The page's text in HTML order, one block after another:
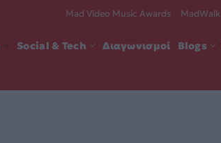
Mad Video Music Awards MadWalk
Social & Tech Διαγωνισμοί Blogs